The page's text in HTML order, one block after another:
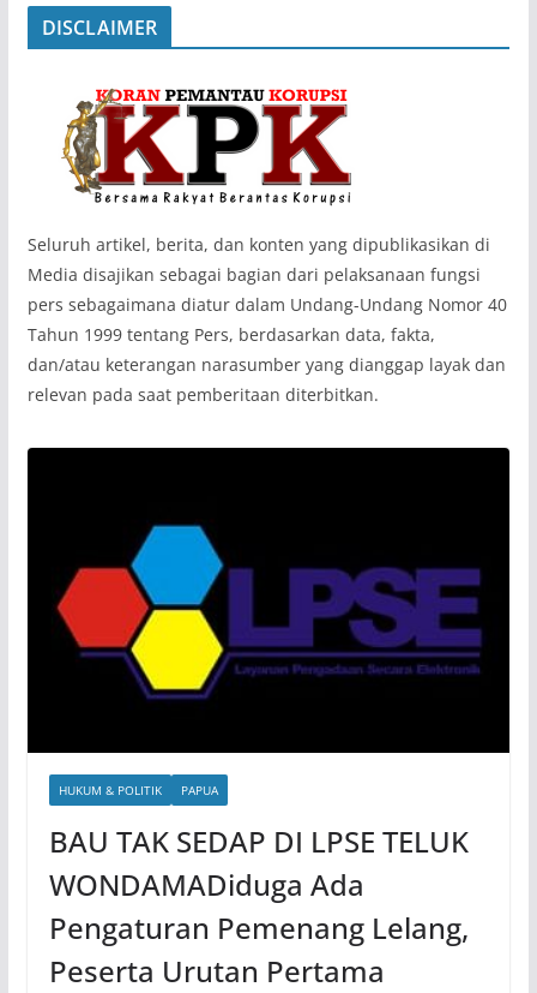
DISCLAIMER
‎Seluruh artikel, berita, dan konten yang dipublikasikan di
Media disajikan sebagai bagian dari pelaksanaan fungsi
pers sebagaimana diatur dalam Undang-Undang Nomor 40
Tahun 1999 tentang Pers, berdasarkan data, fakta,
dan/atau keterangan narasumber yang dianggap layak dan
relevan pada saat pemberitaan diterbitkan.
HUKUM & POLITIK PAPUA
BAU TAK SEDAP DI LPSE TELUK
WONDAMADiduga Ada
Pengaturan Pemenang Lelang,
Peserta Urutan Pertama